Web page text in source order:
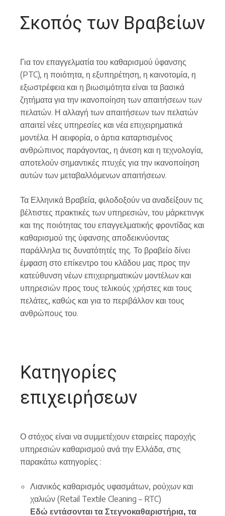
Σκοπός των Βραβείων
Για τον επαγγελματία του καθαρισμού ύφανσης
(PTC), η ποιότητα, η εξυπηρέτηση, η καινοτομία, η
εξωστρέφεια και η βιωσιμότητα είναι τα βασικά
ζητήματα για την ικανοποίηση των απαιτήσεων των
πελατών. Η αλλαγή των απαιτήσεων των πελατών
απαιτεί νέες υπηρεσίες και νέα επιχειρηματικά
μοντέλα. Η αειφορία, ο άρτια καταρτισμένος
ανθρώπινος παράγοντας, η άνεση και η τεχνολογία,
αποτελούν σημαντικές πτυχές για την ικανοποίηση
αυτών των μεταβαλλόμενων απαιτήσεων.
Τα Ελληνικά Βραβεία, φιλοδοξούν να αναδείξουν τις
βέλτιστες πρακτικές των υπηρεσιών, του μάρκετινγκ
και της ποιότητας του επαγγελματικής φροντίδας και
καθαρισμού της ύφανσης αποδεικνύοντας
παράλληλα τις δυνατότητές της. Το βραβείο δίνει
έμφαση στο επίκεντρο του κλάδου μας προς την
κατεύθυνση νέων επιχειρηματικών μοντέλων και
υπηρεσιών προς τους τελικούς χρήστες και τους
πελάτες, καθώς και για το περιβάλλον και τους
ανθρώπους του.
Κατηγορίες
επιχειρήσεων
Ο στόχος είναι να συμμετέχουν εταιρείες παροχής
υπηρεσιών καθαρισμού ανά την Ελλάδα, στις
παρακάτω κατηγορίες :
Λιανικός καθαρισμός υφασμάτων, ρούχων και
χαλιών (Retail Textile Cleaning – RTC)
Εδώ εντάσονται τα Στεγνοκαθαριστήρια, τα